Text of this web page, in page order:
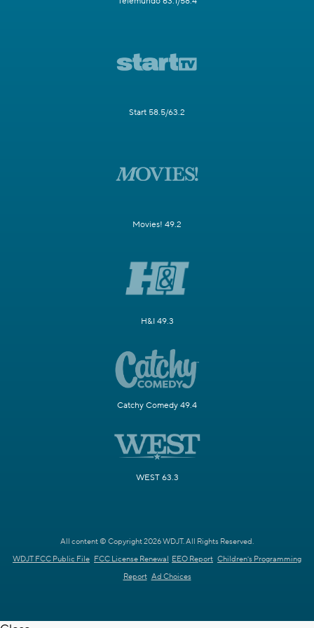
Start 58.5/63.2
Movies! 49.2
H&I 49.3
Catchy Comedy 49.4
WEST 63.3
All content © Copyright 2026 WDJT. All Rights Reserved.
WDJT FCC Public File FCC License Renewal EEO Report Children's Programming
Report Ad Choices